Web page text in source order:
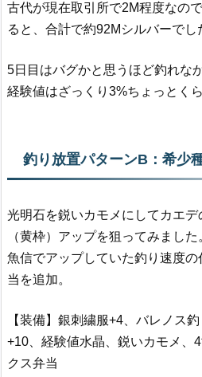
古代が現在取引所で2M程度なの
ると、合計で約92Mシルバーでし
5日目はバグかと思うほど釣れな
経験値はざっくり3%ちょっとくら
釣り放置パターンB：希少
光明石を鋭いカモメにしてカエ
（黄枠）アップを狙ってみました
魚信でアップしていた釣り速度
当を追加。
【装備】銀刺繍服+4、バレノス
+10、経験値水晶、鋭いカモメ、
クス弁当